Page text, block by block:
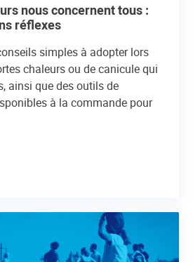
nous concernent tous :
réflexes
simples à adopter lors
chaleurs ou de canicule qui
ainsi que des outils de
à la commande pour